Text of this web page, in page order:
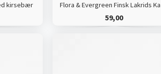
kirsebær
59,00